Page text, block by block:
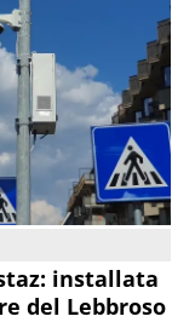
installata
del Lebbroso